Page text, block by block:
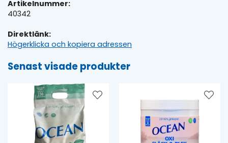
Artikelnummer:
40342
Direktlänk:
Högerklicka och kopiera adressen
Senast visade produkter